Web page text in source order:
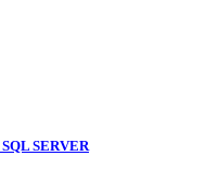
SQL SERVER